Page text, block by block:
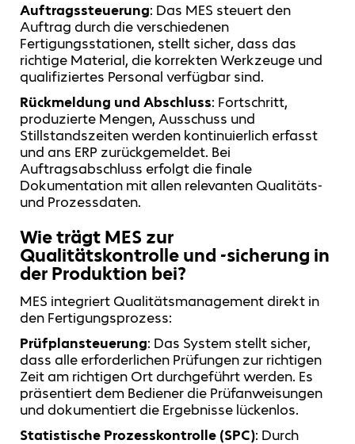
Auftragssteuerung: Das MES steuert den
Auftrag durch die verschiedenen
Fertigungsstationen, stellt sicher, dass das
richtige Material, die korrekten Werkzeuge und
qualifiziertes Personal verfügbar sind.
Rückmeldung und Abschluss: Fortschritt,
produzierte Mengen, Ausschuss und
Stillstandszeiten werden kontinuierlich erfasst
und ans ERP zurückgemeldet. Bei
Auftragsabschluss erfolgt die finale
Dokumentation mit allen relevanten Qualitäts-
und Prozessdaten.
Wie trägt MES zur
Qualitätskontrolle und -sicherung in
der Produktion bei?
MES integriert Qualitätsmanagement direkt in
den Fertigungsprozess:
Prüfplansteuerung: Das System stellt sicher,
dass alle erforderlichen Prüfungen zur richtigen
Zeit am richtigen Ort durchgeführt werden. Es
präsentiert dem Bediener die Prüfanweisungen
und dokumentiert die Ergebnisse lückenlos.
Statistische Prozesskontrolle (SPC): Durch